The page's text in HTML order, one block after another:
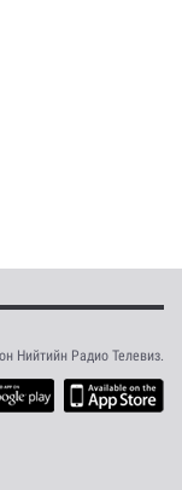
Нийтийн Радио Телевиз.